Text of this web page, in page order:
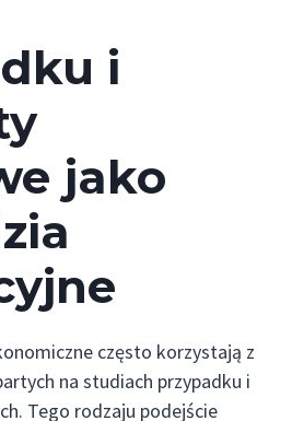
i
jako
często korzystają z
na studiach przypadku i
Tego rodzaju podejście